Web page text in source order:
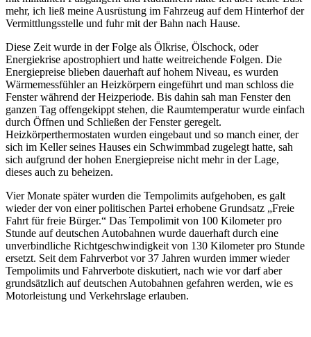
mehr, ich ließ meine Ausrüstung im Fahrzeug auf dem Hinterhof der
Vermittlungsstelle und fuhr mit der Bahn nach Hause.
Diese Zeit wurde in der Folge als Ölkrise, Ölschock, oder
Energiekrise apostrophiert und hatte weitreichende Folgen. Die
Energiepreise blieben dauerhaft auf hohem Niveau, es wurden
Wärmemessfühler an Heizkörpern eingeführt und man schloss die
Fenster während der Heizperiode. Bis dahin sah man Fenster den
ganzen Tag offengekippt stehen, die Raumtemperatur wurde einfach
durch Öffnen und Schließen der Fenster geregelt.
Heizkörperthermostaten wurden eingebaut und so manch einer, der
sich im Keller seines Hauses ein Schwimmbad zugelegt hatte, sah
sich aufgrund der hohen Energiepreise nicht mehr in der Lage,
dieses auch zu beheizen.
Vier Monate später wurden die Tempolimits aufgehoben, es galt
wieder der von einer politischen Partei erhobene Grundsatz
Freie
Fahrt für freie Bürger.
Das Tempolimit von 100 Kilometer pro
Stunde auf deutschen Autobahnen wurde dauerhaft durch eine
unverbindliche Richtgeschwindigkeit von 130 Kilometer pro Stunde
ersetzt. Seit dem Fahrverbot vor 37 Jahren wurden immer wieder
Tempolimits und Fahrverbote diskutiert, nach wie vor darf aber
grundsätzlich auf deutschen Autobahnen gefahren werden, wie es
Motorleistung und Verkehrslage erlauben.